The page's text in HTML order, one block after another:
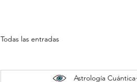
Todas las entradas
Astrología Cuántica